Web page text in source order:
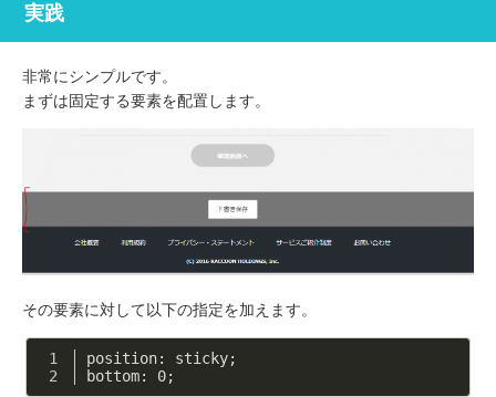
実践
非常にシンプルです。
まずは固定する要素を配置します。
その要素に対して以下の指定を加えます。
position: sticky;
bottom: 0;